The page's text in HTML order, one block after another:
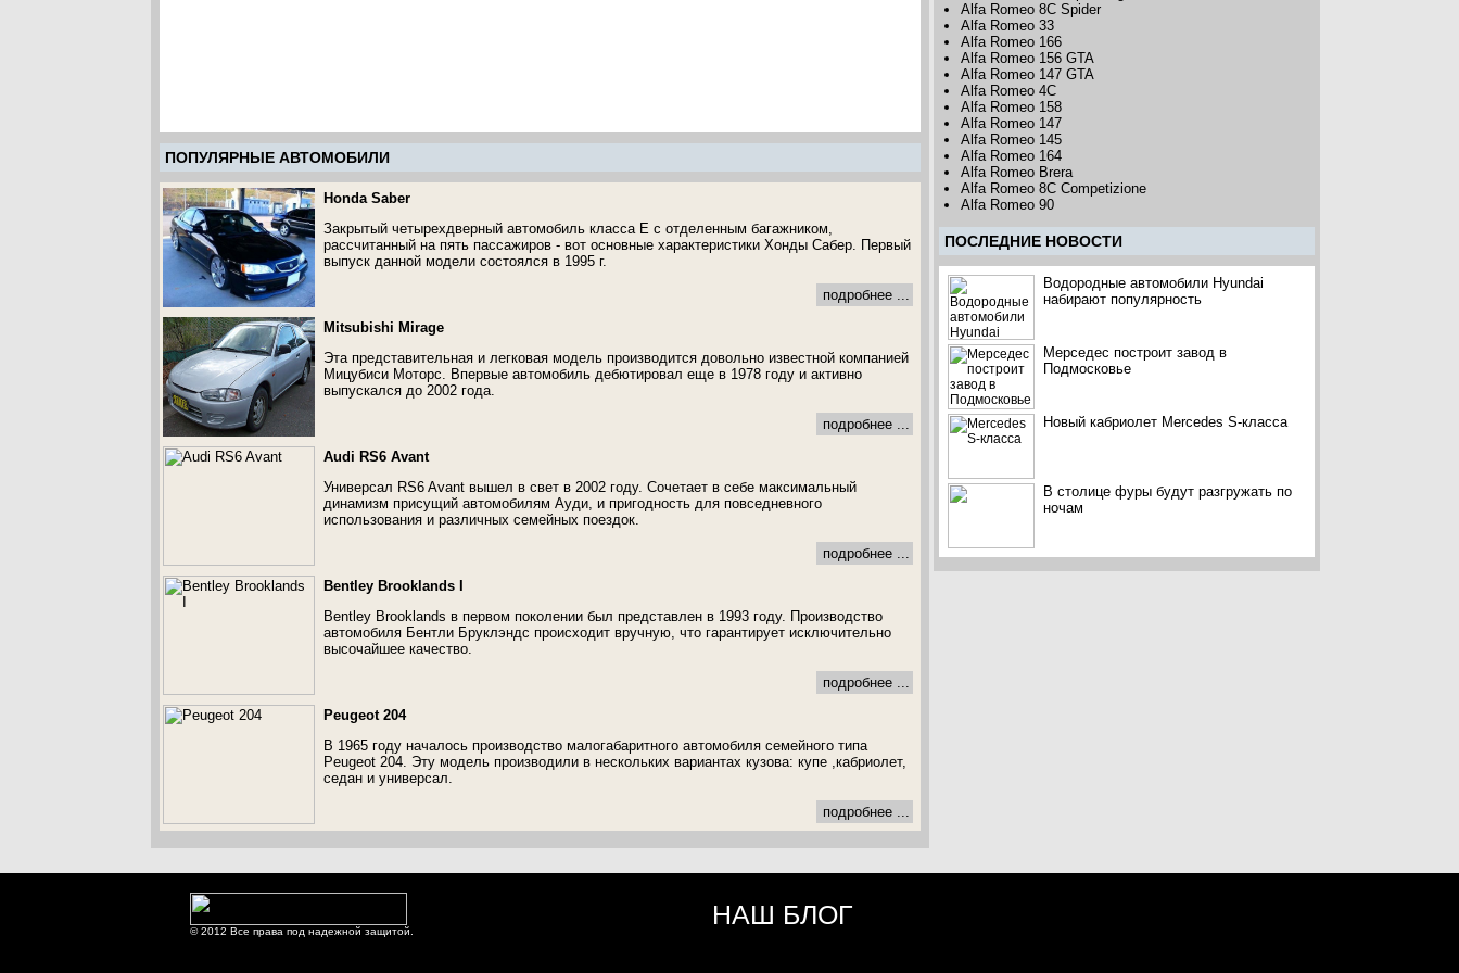
ПОПУЛЯРНЫЕ АВТОМОБИЛИ
Honda Saber
Закрытый четырехдверный автомобиль класса Е с отделенным багажником,
рассчитанный на пять пассажиров - вот основные характеристики Хонды Сабер. Первый
выпуск данной модели состоялся в 1995 г.
подробнее ...
Mitsubishi Mirage
Эта представительная и легковая модель производится довольно известной компанией
Мицубиси Моторс. Впервые автомобиль дебютировал еще в 1978 году и активно
выпускался до 2002 года.
подробнее ...
Audi RS6 Avant
Универсал RS6 Avant вышел в свет в 2002 году. Сочетает в себе максимальный
динамизм присущий автомобилям Ауди, и пригодность для повседневного
использования и различных семейных поездок.
подробнее ...
Bentley Brooklands I
Bentley Brooklands в первом поколении был представлен в 1993 году. Производство
автомобиля Бентли Бруклэндс происходит вручную, что гарантирует исключительно
высочайшее качество.
подробнее ...
Peugeot 204
В 1965 году началось производство малогабаритного автомобиля семейного типа
Peugeot 204. Эту модель производили в нескольких вариантах кузова: купе ,кабриолет,
седан и универсал.
подробнее ...
Alfa Romeo 8C Spider
Alfa Romeo 33
Alfa Romeo 166
Alfa Romeo 156 GTA
Alfa Romeo 147 GTA
Alfa Romeo 4C
Alfa Romeo 158
Alfa Romeo 147
Alfa Romeo 145
Alfa Romeo 164
Alfa Romeo Brera
Alfa Romeo 8C Competizione
Alfa Romeo 90
ПОCЛЕДНИЕ НОВОСТИ
Водородные автомобили Hyundai
набирают популярность
Мерседес построит завод в
Подмосковье
Новый кабриолет Mercedes S-класса
В столице фуры будут разгружать по
ночам
© 2012 Все права под надежной защитой.
НАШ БЛОГ